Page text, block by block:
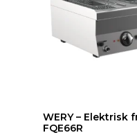
WERY – Elektrisk
FQE66R